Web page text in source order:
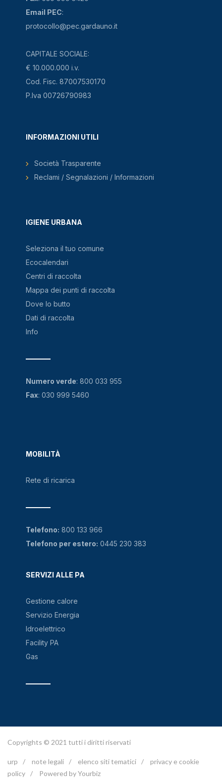
Email PEC:
protocollo@pec.gardauno.it
CAPITALE SOCIALE:
€ 10.000.000 i.v.
Cod. Fisc. 87007530170
P.Iva 00726790983
IGIENE URBANA
Seleziona il tuo comune
Ecocalendari
Centri di raccolta
Mappa dei punti di raccolta
Dove lo butto
Dati di raccolta
Info
MOBILITÀ
Rete di ricarica
SERVIZI ALLE PA
Gestione calore
Servizio Energia
Idroelettrico
Facility PA
Gas
INFORMAZIONI UTILI
Società Trasparente
Reclami / Segnalazioni / Informazioni
Numero verde: 800 033 955
Fax: 030 999 5460
Telefono: 800 133 966
Telefono per estero: 0445 230 383
Copyrights © 2021 tutti i diritti riservati
urp / note legali / elenco siti tematici /
privacy e cookie
policy / Powered by Yourbiz